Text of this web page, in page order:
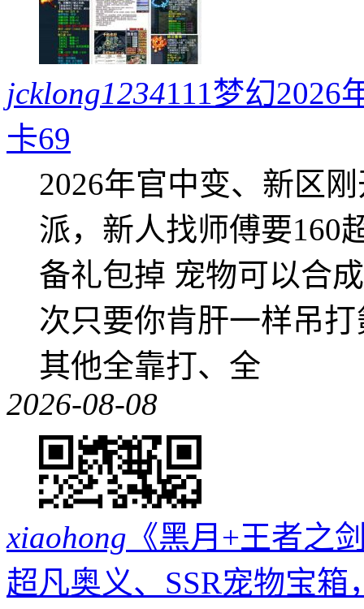
jcklong1234111梦幻2026
卡69
2026年官中变、新区
派，新人找师傅要160
备礼包掉 宠物可以合
次只要你肯肝一样吊
其他全靠打、全
2026-08-08
xiaohong 《黑月+王者之
超凡奥义、SSR宠物宝箱